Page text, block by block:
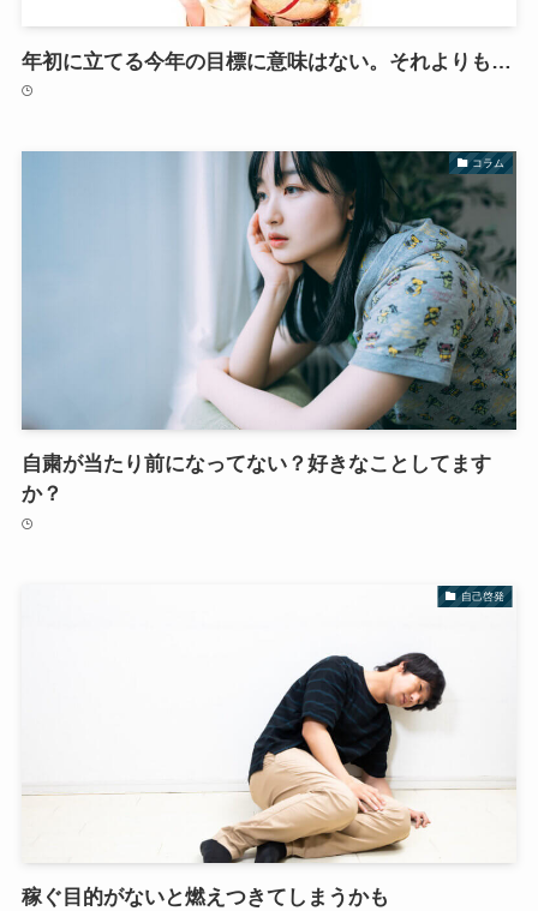
年初に立てる今年の目標に意味はない。それよりも…
コラム
自粛が当たり前になってない？好きなことしてます
か？
自己啓発
稼ぐ目的がないと燃えつきてしまうかも